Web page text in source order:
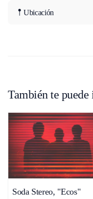
Ubicación
También te puede
Soda Stereo, "Ecos"